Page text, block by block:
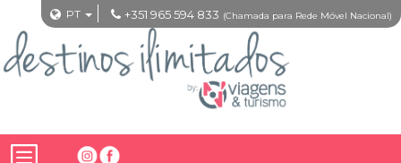
PT +351 965 594 833 (Chamada para Rede Móvel Nacional)